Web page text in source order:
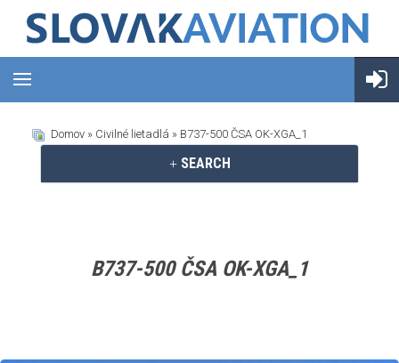
Domov » Civilné lietadlá » B737-500 ČSA OK-XGA_1
SEARCH
B737-500 ČSA OK-XGA_1